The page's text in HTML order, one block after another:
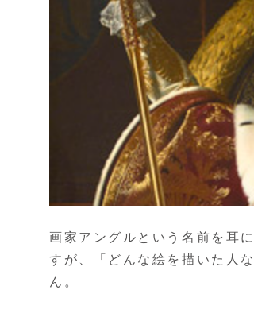
画家アングルという名前を耳
すが、「どんな絵を描いた人
ん。